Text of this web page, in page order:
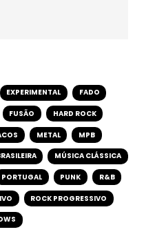
EXPERIMENTAL FADO
FUSÃO HARD ROCK
METAL MPB
MÚSICA CLÁSSICA
PORTUGAL PUNK R&B
ROCK PROGRESSIVO